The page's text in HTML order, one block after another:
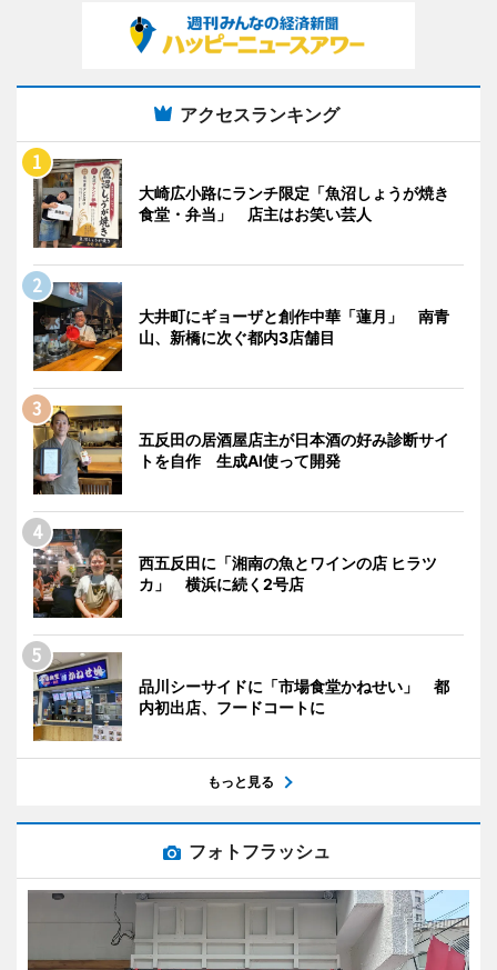
アクセスランキング
大崎広小路にランチ限定「魚沼しょうが焼き
食堂・弁当」 店主はお笑い芸人
大井町にギョーザと創作中華「蓮月」 南青
山、新橋に次ぐ都内3店舗目
五反田の居酒屋店主が日本酒の好み診断サイ
トを自作 生成AI使って開発
西五反田に「湘南の魚とワインの店 ヒラツ
カ」 横浜に続く2号店
品川シーサイドに「市場食堂かねせい」 都
内初出店、フードコートに
もっと見る
フォトフラッシュ